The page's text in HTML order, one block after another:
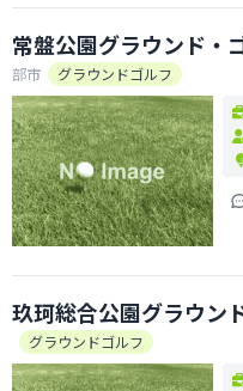
常盤公園グラウンド・
部市
グラウンドゴルフ
玖珂総合公園グラウン
グラウンドゴルフ